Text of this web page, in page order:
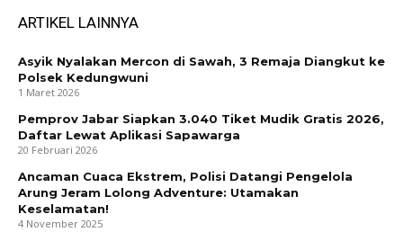
ARTIKEL LAINNYA
Asyik Nyalakan Mercon di Sawah, 3 Remaja Diangkut ke
Polsek Kedungwuni
1 Maret 2026
Pemprov Jabar Siapkan 3.040 Tiket Mudik Gratis 2026,
Daftar Lewat Aplikasi Sapawarga
20 Februari 2026
Ancaman Cuaca Ekstrem, Polisi Datangi Pengelola
Arung Jeram Lolong Adventure: Utamakan
Keselamatan!
4 November 2025